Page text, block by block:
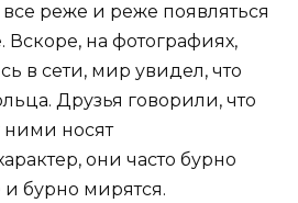
все реже и реже появляться
Вскоре, на фотографиях,
в сети, мир увидел, что
Друзья говорили, что
носят
они часто бурно
и бурно мирятся.